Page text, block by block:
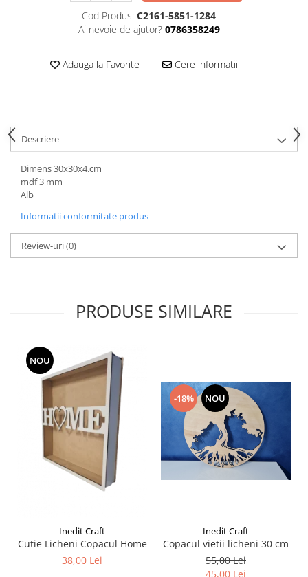
Hartie Copiator
Instrumente de scris
Accesorii scriere
Creioane automate , mine
Creioane grafice
Linere
Pixuri
Rollere
Liniare , truse geometrie
Lipici Solid
Lipici Lichid
Markere si Carioci
Markere
Markere creta lichida
Markere Evidentiatoare Highlighter
Penare
Pensule scolare
Cod Produs: C2161-5851-1284
Ai nevoie de ajutor? 0786358249
Adauga la Favorite Cere informatii
Descriere
Dimens 30x30x4.cm
mdf 3 mm
Alb
Informatii conformitate produs
Review-uri(0)
PRODUSE SIMILARE
NOU
Inedit Craft
Cutie Licheni Copacul Home
38,00 Lei
-18% NOU
Inedit Craft
Copacul vietii licheni 30 cm
55,00 Lei
45,00 Lei